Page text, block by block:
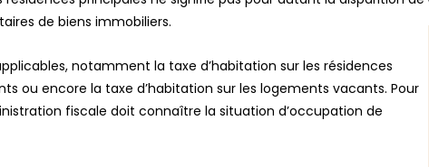
de biens immobiliers.
notamment la taxe d’habitation sur les résidences
ou encore la taxe d’habitation sur les logements vacants. Pour
fiscale doit connaître la situation d’occupation de